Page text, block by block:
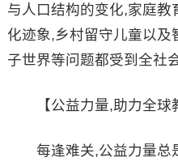
与人口结构的变化,家庭
化迹象,乡村留守儿童以
子世界等问题都受到全社
【公益力量,助力全球
每逢难关,公益力量总